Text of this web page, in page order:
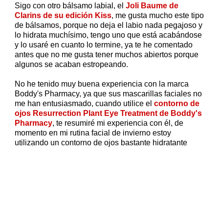
Sigo con otro bálsamo labial, el Joli Baume de
Clarins de su edición Kiss, me gusta mucho este tipo
de bálsamos, porque no deja el labio nada pegajoso y
lo hidrata muchísimo, tengo uno que está acabándose
y lo usaré en cuanto lo termine, ya te he comentado
antes que no me gusta tener muchos abiertos porque
algunos se acaban estropeando.
No he tenido muy buena experiencia con la marca
Boddy's Pharmacy, ya que sus mascarillas faciales no
me han entusiasmado, cuando utilice el contorno de
ojos Resurrection Plant Eye Treatment de Boddy's
Pharmacy, te resumiré mi experiencia con él, de
momento en mi rutina facial de invierno estoy
utilizando un contorno de ojos bastante hidratante